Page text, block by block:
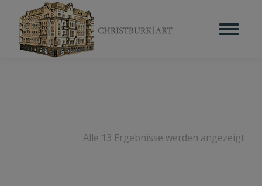
Alle 13 Ergebnisse werden angezeigt